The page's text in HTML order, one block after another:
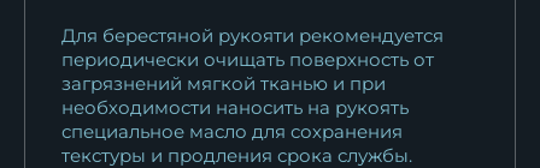
Для берестяной рукояти рекомендуется
периодически очищать поверхность от
загрязнений мягкой тканью и при
необходимости наносить на рукоять
специальное масло для сохранения
текстуры и продления срока службы.